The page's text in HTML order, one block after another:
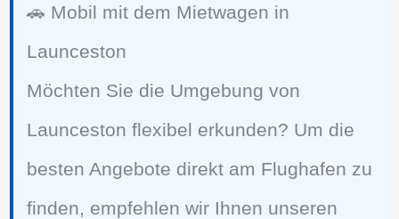
🚗 Mobil mit dem Mietwagen in
Launceston
Möchten Sie die Umgebung von
Launceston flexibel erkunden? Um die
besten Angebote direkt am Flughafen zu
finden, empfehlen wir Ihnen unseren